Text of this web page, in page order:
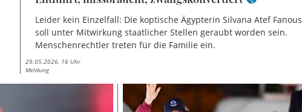
Leider kein Einzelfall: Die koptische Ägypterin Silvana Atef Fanous
soll unter Mitwirkung staatlicher Stellen geraubt worden sein.
Menschenrechtler treten für die Familie ein.
29.05.2026, 16 Uhr
Meldung